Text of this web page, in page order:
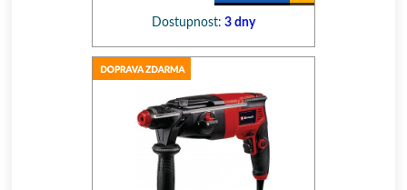
Dostupnost: 3 dny